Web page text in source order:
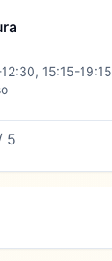
15:15-19:15
5